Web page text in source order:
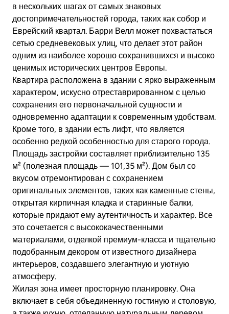
в нескольких шагах от самых знаковых
достопримечательностей города, таких как собор и
Еврейский квартал. Барри Велл может похвастаться
сетью средневековых улиц, что делает этот район
одним из наиболее хорошо сохранившихся и высоко
ценимых исторических центров Европы.
Квартира расположена в здании с ярко выраженным
характером, искусно отреставрированном с целью
сохранения его первоначальной сущности и
одновременно адаптации к современным удобствам.
Кроме того, в здании есть лифт, что является
особенно редкой особенностью для старого города.
Площадь застройки составляет приблизительно 135
м² (полезная площадь — 101,35 м²). Дом был со
вкусом отремонтирован с сохранением
оригинальных элементов, таких как каменные стены,
открытая кирпичная кладка и старинные балки,
которые придают ему аутентичность и характер. Все
это сочетается с высококачественными
материалами, отделкой премиум-класса и тщательно
подобранным декором от известного дизайнера
интерьеров, создавшего элегантную и уютную
атмосферу.
Жилая зона имеет просторную планировку. Она
включает в себя объединенную гостиную и столовую,